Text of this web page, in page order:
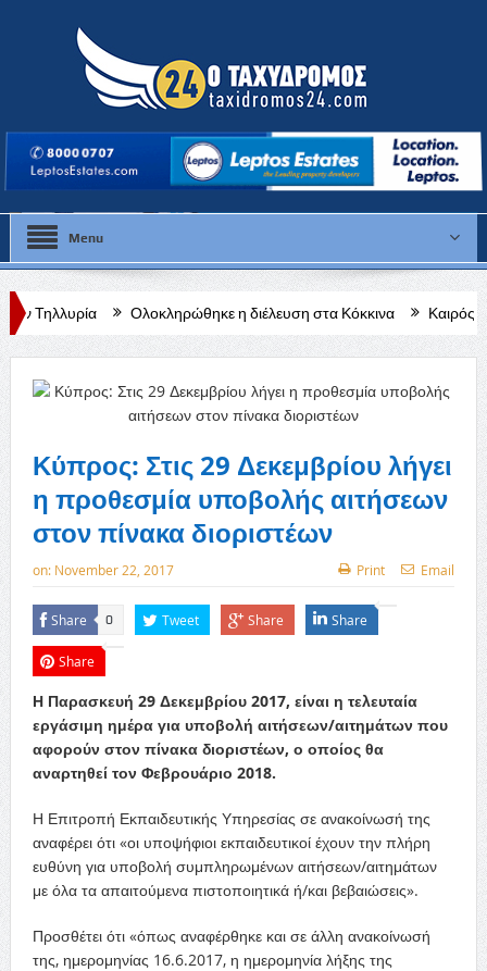
Menu
Ολοκληρώθηκε η διέλευση στα Κόκκινα Καιρός: Και σήμερα στου
Μυλωνά»
Κύπρος: Στις 29 Δεκεμβρίου λήγει
η προθεσμία υποβολής αιτήσεων
στον πίνακα διοριστέων
on: November 22, 2017 Print Email
Share 0 Tweet Share Share
Share
Η Παρασκευή 29 Δεκεμβρίου 2017, είναι η τελευταία
εργάσιμη ημέρα για υποβολή αιτήσεων/αιτημάτων που
αφορούν στον πίνακα διοριστέων, ο οποίος θα
αναρτηθεί τον Φεβρουάριο 2018.
Η Επιτροπή Εκπαιδευτικής Υπηρεσίας σε ανακοίνωσή της
αναφέρει ότι «οι υποψήφιοι εκπαιδευτικοί έχουν την πλήρη
ευθύνη για υποβολή συμπληρωμένων αιτήσεων/αιτημάτων
με όλα τα απαιτούμενα πιστοποιητικά ή/και βεβαιώσεις».
Προσθέτει ότι «όπως αναφέρθηκε και σε άλλη ανακοίνωσή
της, ημερομηνίας 16.6.2017, η ημερομηνία λήξης της